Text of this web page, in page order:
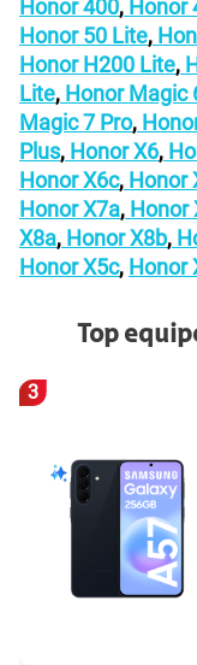
Honor 400, Honor
Honor 50 Lite,
Honor H200 Lite,
Lite, Honor Magic
Magic 7 Pro,
Plus, Honor X6,
Honor X6c, Honor
Honor X7a, Honor
X8a, Honor X8b,
Honor X5c, Honor
Top
3